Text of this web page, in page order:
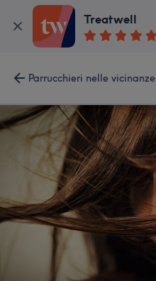
Treatwell
Parrucchieri nelle vicinanze